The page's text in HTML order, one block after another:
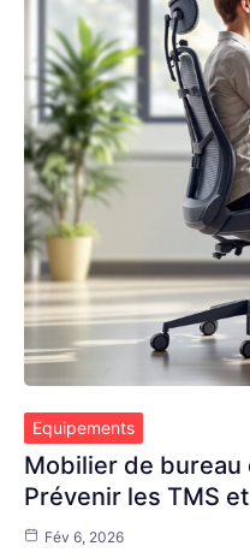
Equipements
Mobilier de bureau
Prévenir les TMS
Fév 6, 2026